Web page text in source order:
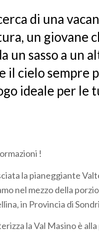
di una
un giovane
un sasso a un
il cielo sempre
ideale per le
!
la pianeggiante
nel mezzo della
in Provincia di
la Val Masino è